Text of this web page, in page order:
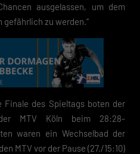
ausgelassen, um dem
zu werden.“
Finale des Spieltags boten der
MTV Köln beim 28:28-
waren ein Wechselbad der
MTV vor der Pause (27./15:10)